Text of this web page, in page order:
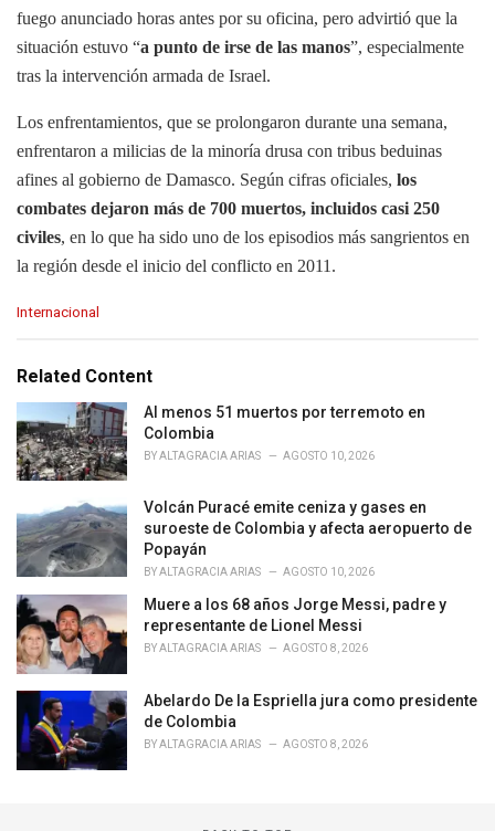
fuego anunciado horas antes por su oficina, pero advirtió que la
situación estuvo “a punto de irse de las manos”, especialmente
tras la intervención armada de Israel.
Los enfrentamientos, que se prolongaron durante una semana,
enfrentaron a milicias de la minoría drusa con tribus beduinas
afines al gobierno de Damasco. Según cifras oficiales, los
combates dejaron más de 700 muertos, incluidos casi 250
civiles, en lo que ha sido uno de los episodios más sangrientos en
la región desde el inicio del conflicto en 2011.
C
e
r
i
e
:
Internacional
Related Content
Al menos 51 muertos por terremoto en
Colombia
BYALTAGRACIA ARIAS AGOSTO 10, 2026
Volcán Puracé emite ceniza y gases en
suroeste de Colombia y afecta aeropuerto de
Popayán
BYALTAGRACIA ARIAS AGOSTO 10, 2026
Muere a los 68 años Jorge Messi, padre y
representante de Lionel Messi
BYALTAGRACIA ARIAS AGOSTO 8, 2026
Abelardo De la Espriella jura como presidente
de Colombia
BYALTAGRACIA ARIAS AGOSTO 8, 2026